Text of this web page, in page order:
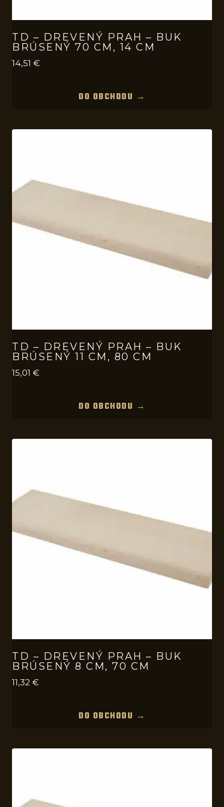
TD – DREVENÝ PRAH – BUK
BRÚSENÝ 70 CM, 14 CM
14,51 €
DO OBCHODU →
TD – DREVENÝ PRAH – BUK
BRÚSENÝ 11 CM, 80 CM
15,01 €
DO OBCHODU →
TD – DREVENÝ PRAH – BUK
BRÚSENÝ 8 CM, 70 CM
11,32 €
DO OBCHODU →